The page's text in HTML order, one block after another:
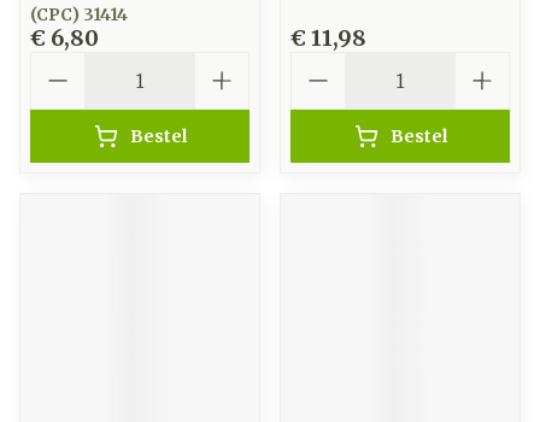
(CPC) 31414
€ 6,80
Bestel
€ 11,98
Bestel